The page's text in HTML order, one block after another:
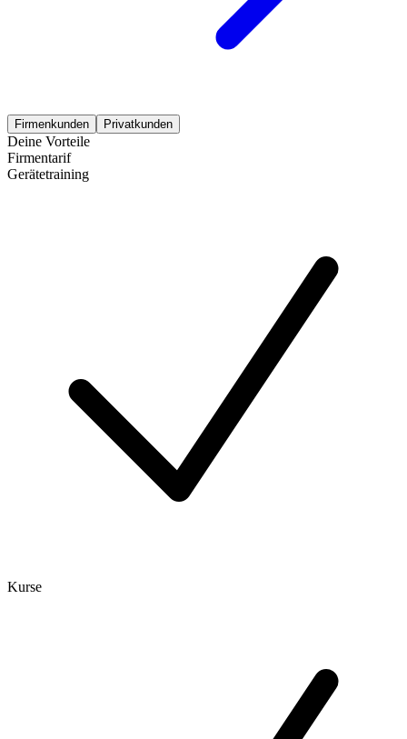
Firmenkunden Privatkunden
Deine Vorteile
Firmentarif
Gerätetraining
Kurse